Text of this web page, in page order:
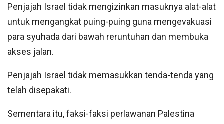
Penjajah Israel tidak mengizinkan masuknya alat-alat
untuk mengangkat puing-puing guna mengevakuasi
para syuhada dari bawah reruntuhan dan membuka
akses jalan.
Penjajah Israel tidak memasukkan tenda-tenda yang
telah disepakati.
Sementara itu, faksi-faksi perlawanan Palestina